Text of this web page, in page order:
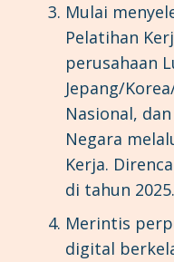
Mulai
Pelatihan
perusahaan
Jepang/
Nasional,
Negara
Kerja.
di tahun 2025.
Merintis
digital